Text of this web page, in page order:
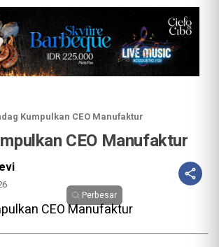
Kumpulkan CEO Manufaktur
CEO Manufaktur
Perbesar